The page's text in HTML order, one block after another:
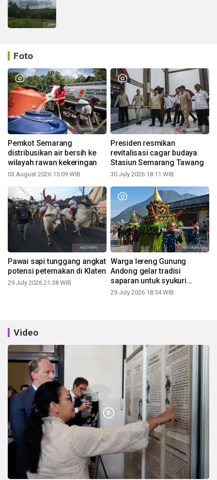
Foto
Pemkot Semarang
distribusikan air bersih ke
wilayah rawan kekeringan
03 August 2026 15:09 WIB
Presiden resmikan
revitalisasi cagar budaya
Stasiun Semarang Tawang
30 July 2026 18:11 WIB
Pawai sapi tunggang angkat
potensi peternakan di Klaten
29 July 2026 21:38 WIB
Warga lereng Gunung
Andong gelar tradisi
saparan untuk syukuri
panen
29 July 2026 18:54 WIB
Video